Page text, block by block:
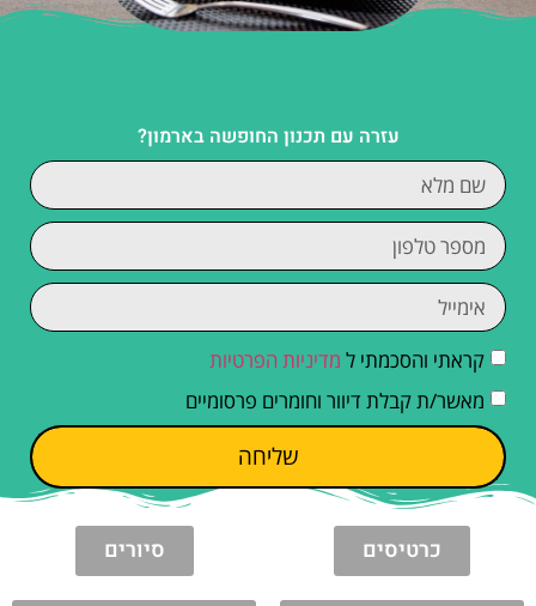
עזרה עם תכנון החופשה בארמון?
קראתי והסכמתי ל מדיניות הפרטיות
מאשר/ת קבלת דיוור וחומרים פרסומיים
שליחה
כרטיסים סיורים